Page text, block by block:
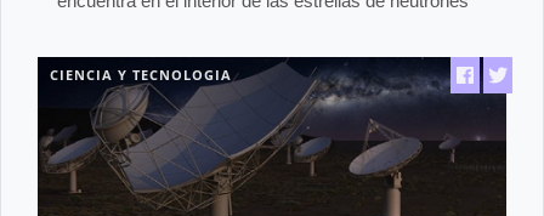
CIENCIA Y TECNOLOGIA